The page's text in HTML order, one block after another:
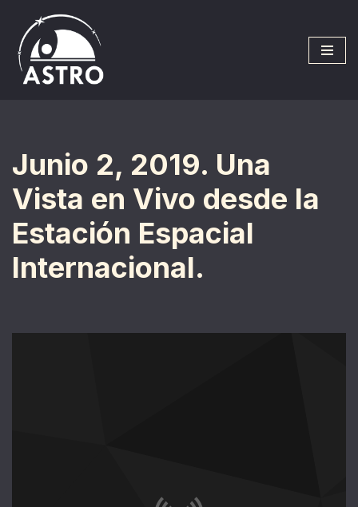
Saltar
al
contenido
Junio 2, 2019. Una
Vista en Vivo desde la
Estación Espacial
Internacional.